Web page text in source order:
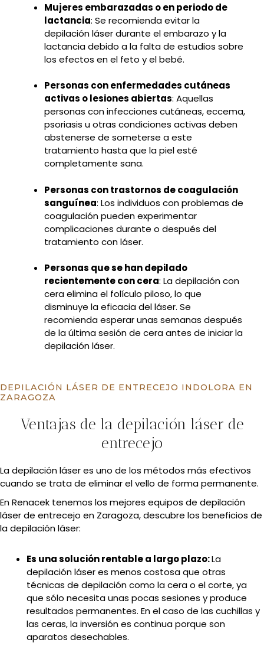
Mujeres embarazadas o en periodo de
lactancia: Se recomienda evitar la
depilación láser durante el embarazo y la
lactancia debido a la falta de estudios sobre
los efectos en el feto y el bebé.
Personas con enfermedades cutáneas
activas o lesiones abiertas: Aquellas
personas con infecciones cutáneas, eccema,
psoriasis u otras condiciones activas deben
abstenerse de someterse a este
tratamiento hasta que la piel esté
completamente sana.
Personas con trastornos de coagulación
sanguínea: Los individuos con problemas de
coagulación pueden experimentar
complicaciones durante o después del
tratamiento con láser.
Personas que se han depilado
recientemente con cera: La depilación con
cera elimina el folículo piloso, lo que
disminuye la eficacia del láser. Se
recomienda esperar unas semanas después
de la última sesión de cera antes de iniciar la
depilación láser.
DEPILACIÓN LÁSER DE ENTRECEJO INDOLORA EN
ZARAGOZA
Ventajas de la depilación láser de
entrecejo
La depilación láser es uno de los métodos más efectivos
cuando se trata de eliminar el vello de forma permanente.
En Renacek tenemos los mejores equipos de depilación
láser de entrecejo en Zaragoza, descubre los beneficios de
la depilación láser:
Es una solución rentable a largo plazo:La
depilación láser es menos costosa que otras
técnicas de depilación como la cera o el corte, ya
que sólo necesita unas pocas sesiones y produce
resultados permanentes. En el caso de las cuchillas y
las ceras, la inversión es continua porque son
aparatos desechables.